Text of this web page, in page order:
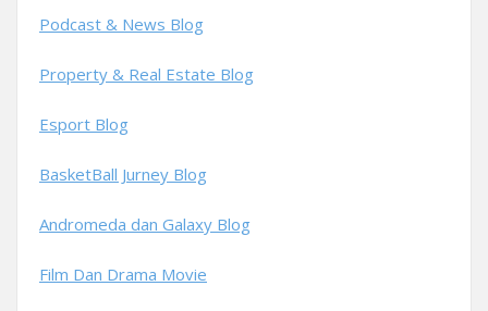
Podcast & News Blog
Property & Real Estate Blog
Esport Blog
BasketBall Jurney Blog
Andromeda dan Galaxy Blog
Film Dan Drama Movie